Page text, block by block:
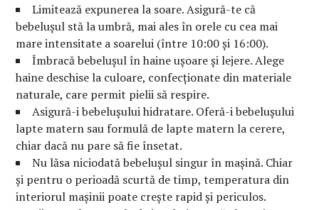
Limitează expunerea la soare. Asigură-te că
bebelușul stă la umbră, mai ales în orele cu cea mai
mare intensitate a soarelui (între 10:00 și 16:00).
Îmbracă bebelușul în haine ușoare și lejere. Alege
haine deschise la culoare, confecționate din materiale
naturale, care permit pielii să respire.
Asigură-i bebelușului hidratare. Oferă-i bebelușului
lapte matern sau formulă de lapte matern la cerere,
chiar dacă nu pare să fie însetat.
Nu lăsa niciodată bebelușul singur în mașină. Chiar
și pentru o perioadă scurtă de timp, temperatura din
interiorul mașinii poate crește rapid și periculos.